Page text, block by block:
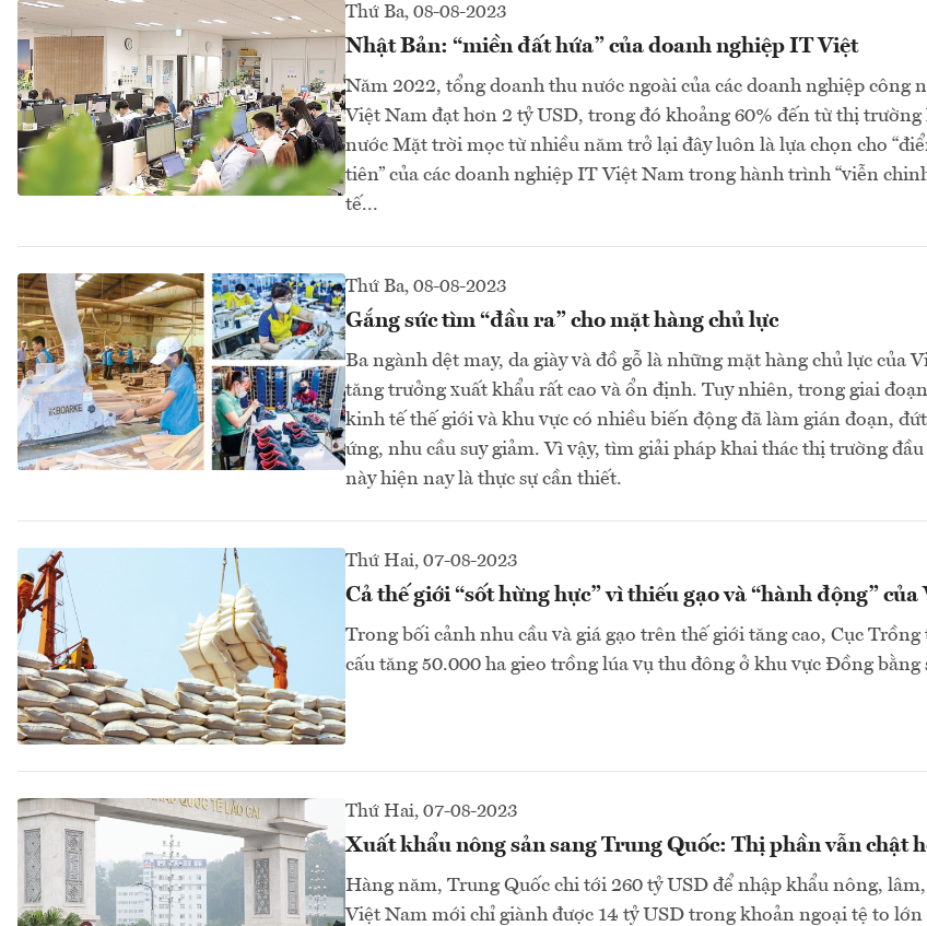
Thứ Ba, 08-08-2023
Nhật Bản: “miền đất hứa” của doanh nghiệp IT Việt
Năm 2022, tổng doanh thu nước ngoài của các doanh nghiệp công
Việt Nam đạt hơn 2 tỷ USD, trong đó khoảng 60% đến từ thị
nước Mặt trời mọc từ nhiều năm trở lại đây luôn là lựa chọn cho
tiên” của các doanh nghiệp IT Việt Nam trong hành trình “viễn
tế...
Thứ Ba, 08-08-2023
Gắng sức tìm “đầu ra” cho mặt hàng chủ lực
Ba ngành dệt may, da giày và đồ gỗ là những mặt hàng chủ lực của
tăng trưởng xuất khẩu rất cao và ổn định. Tuy nhiên, trong giai
kinh tế thế giới và khu vực có nhiều biến động đã làm gián đoạn,
ứng, nhu cầu suy giảm. Vì vậy, tìm giải pháp khai thác thị trường
này hiện nay là thực sự cần thiết.
Thứ Hai, 07-08-2023
Cả thế giới “sốt hừng hực” vì thiếu gạo và “hành động”
Trong bối cảnh nhu cầu và giá gạo trên thế giới tăng cao, Cục Trồng
cấu tăng 50.000 ha gieo trồng lúa vụ thu đông ở khu vực Đồng bằng
Thứ Hai, 07-08-2023
Xuất khẩu nông sản sang Trung Quốc: Thị phần vẫn chật
Hàng năm, Trung Quốc chi tới 260 tỷ USD để nhập khẩu nông,
Việt Nam mới chỉ giành được 14 tỷ USD trong khoản ngoại tệ to lớn